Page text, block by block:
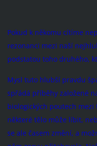
Pokud k někomu cítíme
rezonanci mezi naší
podstatou toho druhého,
Mysl tuto hlubší pravdu
spřádá příběhy založené
biologických poutech mezi
některé tělo může líbit,
se ale časem změní, a